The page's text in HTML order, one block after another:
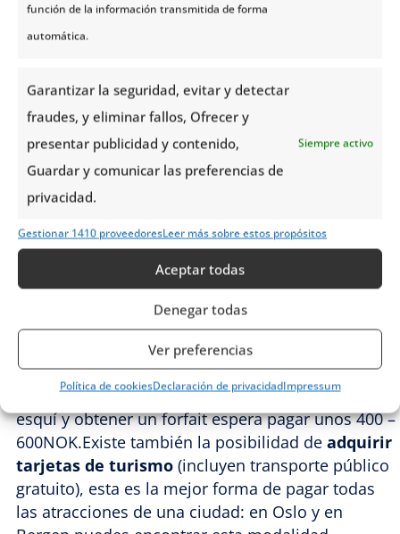
función de la información transmitida de forma
automática.
Garantizar la seguridad, evitar y detectar
fraudes, y eliminar fallos, Ofrecer y
presentar publicidad y contenido,
Guardar y comunicar las preferencias de
privacidad.
Siempre activo
Gestionar 1410 proveedoresLeer más sobre estos propósitos
Aceptar todas
Denegar todas
Ver preferencias
Política de cookiesDeclaración de privacidadImpressum
En lo que se refiere a la comida puedes
todo, en restaurantes de comida rápida. Si gustas
tomar una cerveza, deberás disponer de unas
180 NOK si la compras en un bar
. En una tienda
el precio es menor. El café, lates o capuchinos,
cuestan alrededor de 45 NOK, mientras que el
agua (embotellada) se consigue sobre los 30 NOK.
Obviamente, también podrás disfrutar de muchas
actividades gratuitas: senderos, playas, lagos y
parques nacionales. Solo debes tener dinero
disponible para cubrir los costes de
estacionamiento que oscilan sobre los 200 o 600
NOK por coche (si vas en coche).
también y reserva entre 100 y 150 NOK, que es lo
que cuesta la entrada a los museos.Para practicar
esquí y obtener un forfait espera pagar unos 400 –
600NOK.Existe también la posibilidad de adquirir
tarjetas de turismo (incluyen transporte público
gratuito), esta es la mejor forma de pagar todas
las atracciones de una ciudad: en Oslo y en